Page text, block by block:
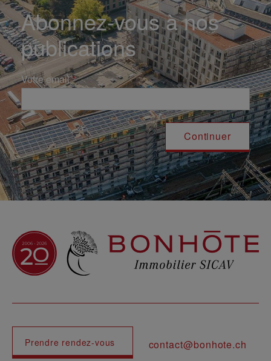
Abonnez-vous à nos
publications
Votre email
Navigation principale
Prendre rendez-vous contact@bonhote.ch